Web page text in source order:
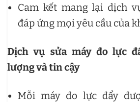
Cam kết mang lại dịch
đáp ứng mọi yêu cầu của
Dịch vụ sửa máy đo lực
lượng và tin cậy
Mỗi máy đo lực đẩy